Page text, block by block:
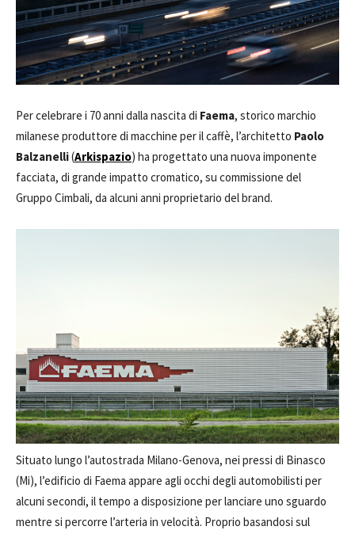
Per celebrare i 70 anni dalla nascita di Faema, storico marchio
milanese produttore di macchine per il caffè, l’architetto Paolo
Balzanelli(Arkispazio) ha progettato una nuova imponente
facciata, di grande impatto cromatico, su commissione del
Gruppo Cimbali, da alcuni anni proprietario del brand.
Situato lungo l’autostrada Milano-Genova, nei pressi di Binasco
(Mi), l’edificio di Faema appare agli occhi degli automobilisti per
alcuni secondi, il tempo a disposizione per lanciare uno sguardo
mentre si percorre l’arteria in velocità. Proprio basandosi sul